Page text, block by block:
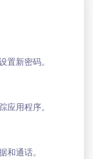
置新密码。
应用程序。
和通话。